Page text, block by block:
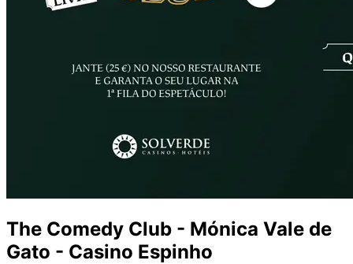
The Comedy Club - Mónica Vale de
Gato - Casino Espinho